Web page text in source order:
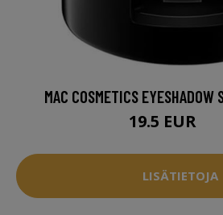
MAC COSMETICS EYESHADOW
19.5 EUR
LISÄTIETOJA